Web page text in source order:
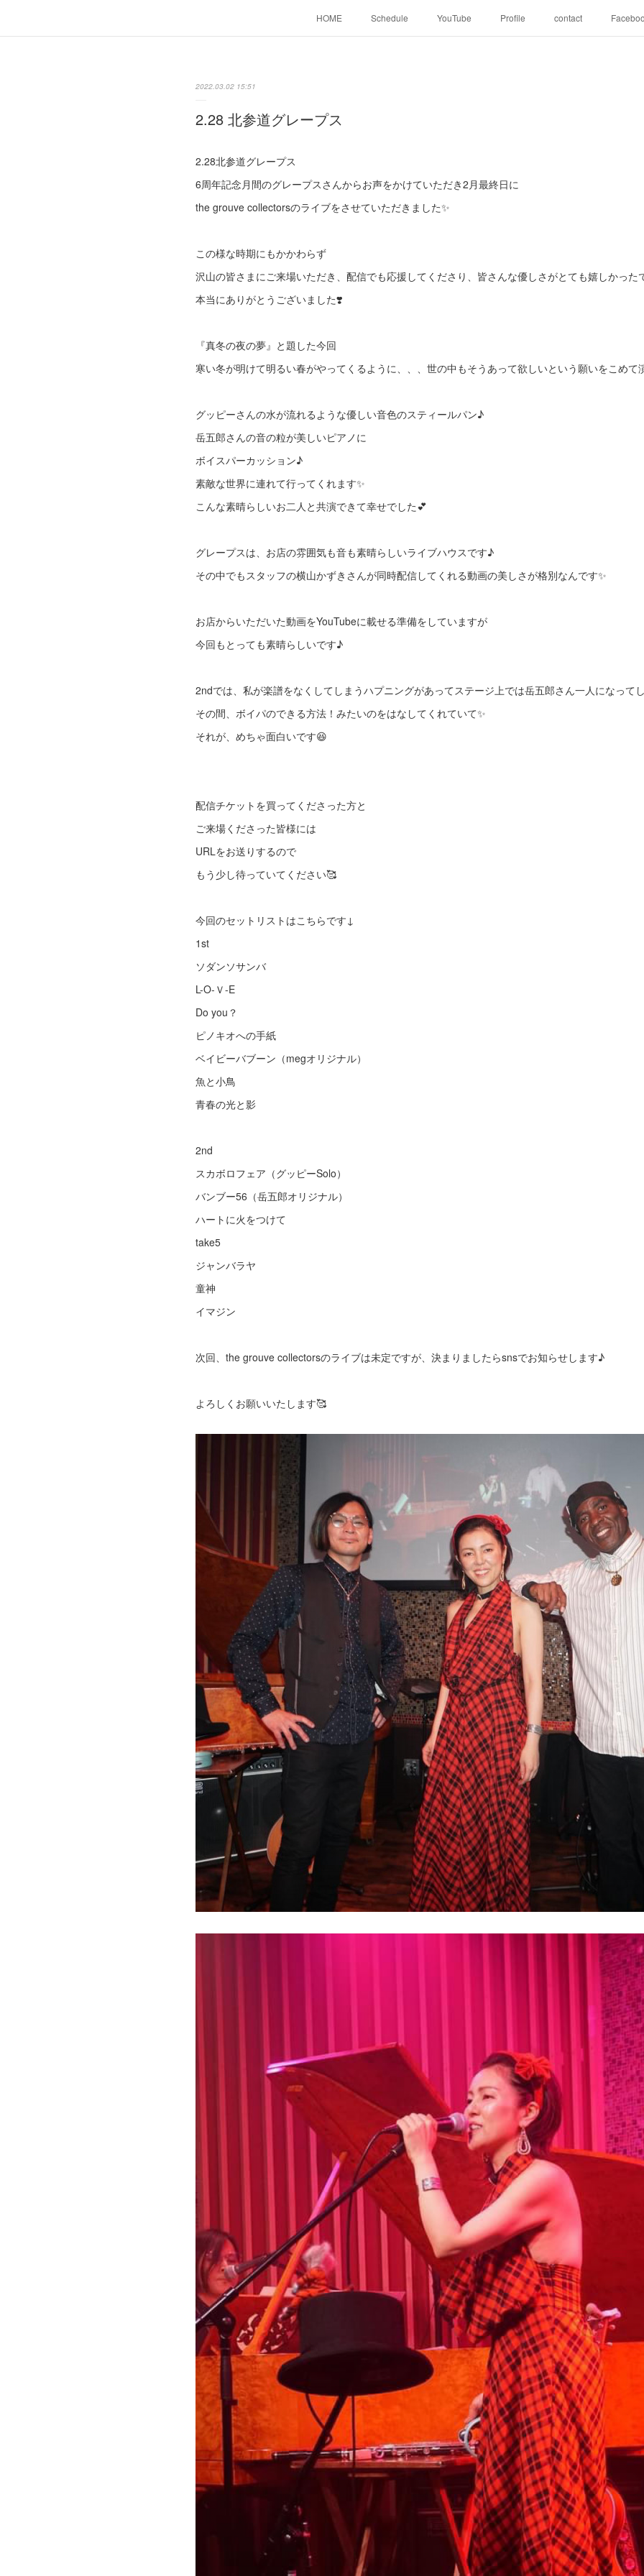
HOME Schedule YouTube Profile contact
2022.03.02 15:51
2.28 北参道グレープス
2.28北参道グレープス
6周年記念月間のグレープスさんからお声をかけていただき2月最終日に
the grouve collectorsのライブをさせていただきました✨
この様な時期にもかかわらず
沢山の皆さまにご来場いただき、配信でも応援してくださり、皆さんな優しさがとても嬉しかった
本当にありがとうございました❣️
『真冬の夜の夢』と題した今回
寒い冬が明けて明るい春がやってくるように、、、世の中もそうあって欲しいという願いをこめて
グッピーさんの水が流れるような優しい音色のスティールパン♪
岳五郎さんの音の粒が美しいピアノに
ボイスパーカッション♪
素敵な世界に連れて行ってくれます✨
こんな素晴らしいお二人と共演できて幸せでした💕
グレープスは、お店の雰囲気も音も素晴らしいライブハウスです♪
その中でもスタッフの横山かずきさんが同時配信してくれる動画の美しさが格別なんです✨
お店からいただいた動画をYouTubeに載せる準備をしていますが
今回もとっても素晴らしいです♪
2ndでは、私が楽譜をなくしてしまうハプニングがあってステージ上では岳五郎さん一人になってし
その間、ボイパのできる方法！みたいのをはなしてくれていて✨
それが、めちゃ面白いです😆
配信チケットを買ってくださった方と
ご来場くださった皆様には
URLをお送りするので
もう少し待っていてください🥰
今回のセットリストはこちらです↓
1st
ソダンソサンバ
L-O-Ｖ-E
Do you？
ピノキオへの手紙
ベイビーバブーン（megオリジナル）
魚と小鳥
青春の光と影
2nd
スカボロフェア（グッピーSolo）
バンブー56（岳五郎オリジナル）
ハートに火をつけて
take5
ジャンバラヤ
童神
イマジン
次回、the grouve collectorsのライブは未定ですが、決まりましたらsnsでお知らせします♪
よろしくお願いいたします🥰